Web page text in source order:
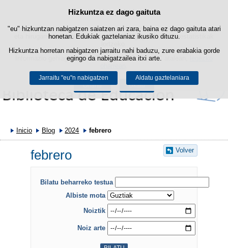
Cookie politika
Webgune honek berezko cookie-ak erabiltzen ditu nabigazioa errazteko
eta hirugarrenen cookie-ak erabilera- eta gogobetetasun-estatistikak
Informazio gehiago lor dezakezu gure "Cookie-ak" atalean,
Onartu Ukatu
Hizkuntza ez dago gaituta
"eu" hizkuntzan nabigatzen saiatzen ari zara, baina ez dago gaituta atari
honetan. Edukiak gaztelaniaz ikusiko dituzu.
Hizkuntza horretan nabigatzen jarraitu nahi baduzu, zure erabakia gorde
egingo da nabigatzailea itxi arte.
Jarraitu "eu"n nabigatzen Aldatu gaztelaniara
Edukira salto egin
Inicio Blog 2024 febrero
Volver
febrero
Bilatu beharreko testua
Albiste mota
Noiztik
Noiz arte